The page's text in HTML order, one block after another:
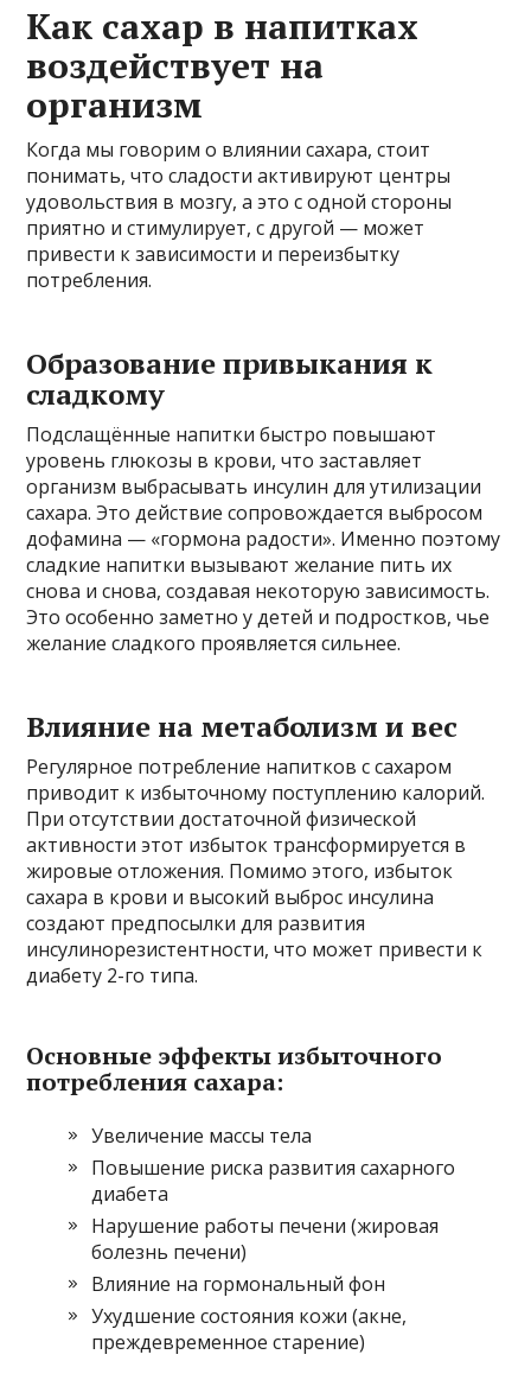
Как сахар в напитках
воздействует на
организм
Когда мы говорим о влиянии сахара, стоит
понимать, что сладости активируют центры
удовольствия в мозгу, а это с одной стороны
приятно и стимулирует, с другой — может
привести к зависимости и переизбытку
потребления.
Образование привыкания к
сладкому
Подслащённые напитки быстро повышают
уровень глюкозы в крови, что заставляет
организм выбрасывать инсулин для утилизации
сахара. Это действие сопровождается выбросом
дофамина — «гормона радости». Именно поэтому
сладкие напитки вызывают желание пить их
снова и снова, создавая некоторую зависимость.
Это особенно заметно у детей и подростков, чье
желание сладкого проявляется сильнее.
Влияние на метаболизм и вес
Регулярное потребление напитков с сахаром
приводит к избыточному поступлению калорий.
При отсутствии достаточной физической
активности этот избыток трансформируется в
жировые отложения. Помимо этого, избыток
сахара в крови и высокий выброс инсулина
создают предпосылки для развития
инсулинорезистентности, что может привести к
диабету 2-го типа.
Основные эффекты избыточного
потребления сахара:
Увеличение массы тела
Повышение риска развития сахарного
диабета
Нарушение работы печени (жировая
болезнь печени)
Влияние на гормональный фон
Ухудшение состояния кожи (акне,
преждевременное старение)